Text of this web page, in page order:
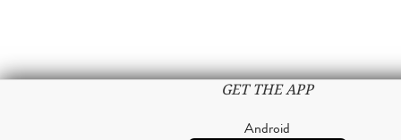
GET THE APP
Android